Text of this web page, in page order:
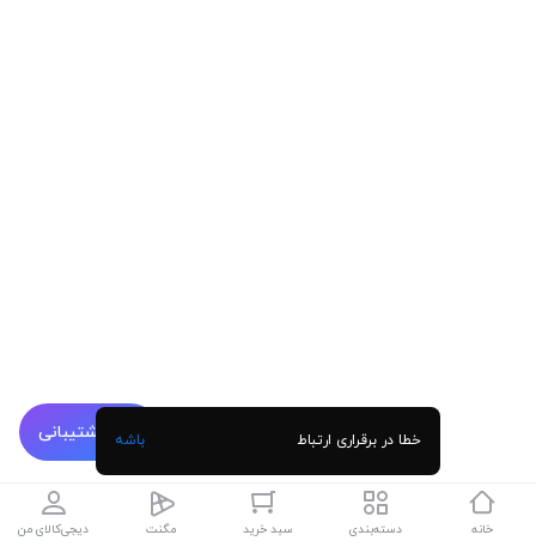
پشتیبانی
خانه دسته‌بندی سبد خرید مگنت دیجی‌کالای من
خطا در برقراری ارتباط باشه